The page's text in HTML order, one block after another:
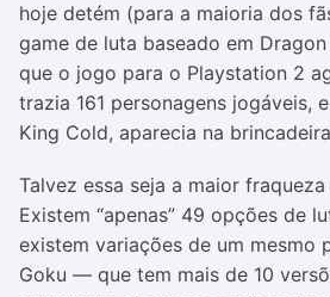
hoje detém (para a maioria dos
game de luta baseado em
que o jogo para o Playstation 2
trazia 161 personagens jogáveis,
King Cold, aparecia na
Talvez essa seja a maior
Existem “apenas” 49 opções de
existem variações de um mesmo
Goku — que tem mais de 10